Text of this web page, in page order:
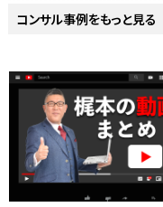
コンサル事例をもっと見る